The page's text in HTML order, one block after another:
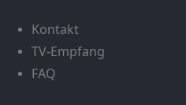
Kontakt
TV-Empfang
FAQ